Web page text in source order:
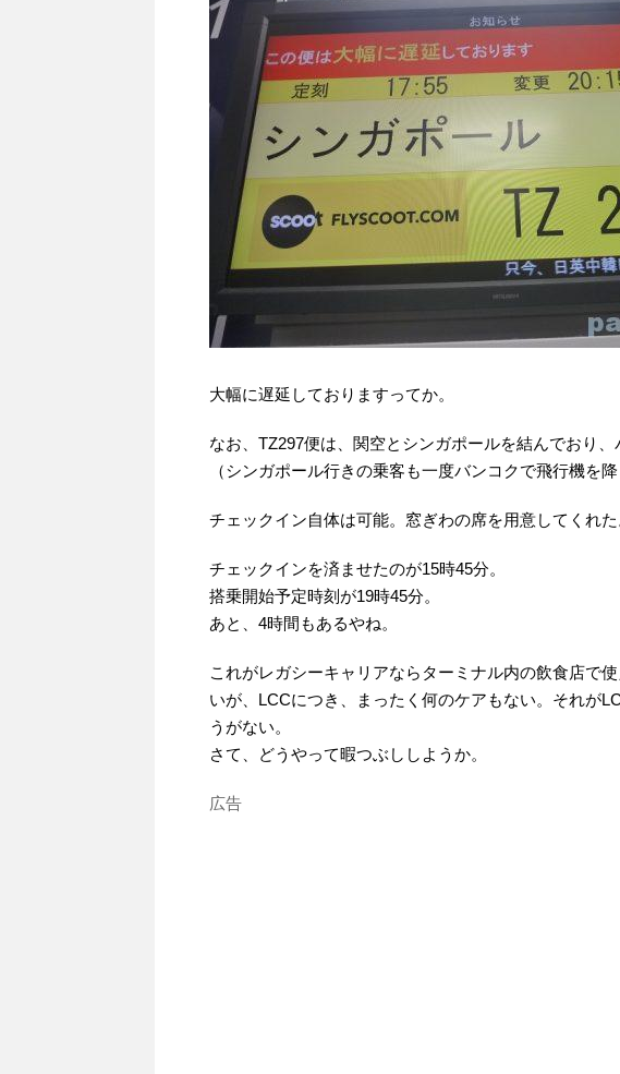
大幅に遅延しておりますってか。
なお、TZ297便は、関空とシンガポールを結んでおり、
（シンガポール行きの乗客も一度バンコクで飛行機を
チェックイン自体は可能。窓ぎわの席を用意してくれた
チェックインを済ませたのが15時45分。
搭乗開始予定時刻が19時45分。
あと、4時間もあるやね。
これがレガシーキャリアならターミナル内の飲食店で
いが、LCCにつき、まったく何のケアもない。それが
うがない。
さて、どうやって暇つぶししようか。
広告